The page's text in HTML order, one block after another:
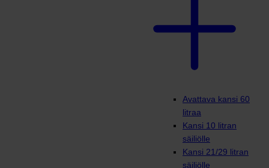
Avattava kansi 60
litraa
Kansi 10 litran
säiliölle
Kansi 21/29 litran
säiliölle